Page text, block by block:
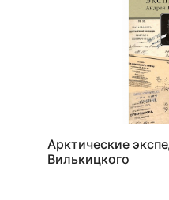
Арктические
Вилькицкого